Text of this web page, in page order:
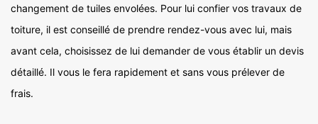
changement de tuiles envolées. Pour lui confier vos travaux de
toiture, il est conseillé de prendre rendez-vous avec lui, mais
avant cela, choisissez de lui demander de vous établir un devis
détaillé. Il vous le fera rapidement et sans vous prélever de
frais.